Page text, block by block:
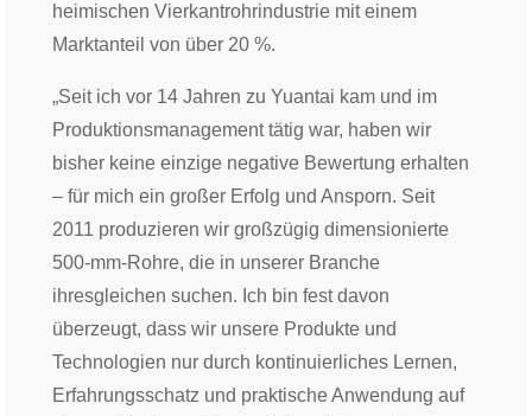
heimischen Vierkantrohrindustrie mit einem
Marktanteil von über 20 %.
„Seit ich vor 14 Jahren zu Yuantai kam und im
Produktionsmanagement tätig war, haben wir
bisher keine einzige negative Bewertung erhalten
– für mich ein großer Erfolg und Ansporn. Seit
2011 produzieren wir großzügig dimensionierte
500-mm-Rohre, die in unserer Branche
ihresgleichen suchen. Ich bin fest davon
überzeugt, dass wir unsere Produkte und
Technologien nur durch kontinuierliches Lernen,
Erfahrungsschatz und praktische Anwendung auf